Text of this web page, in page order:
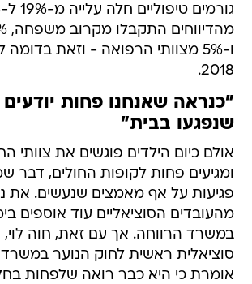
ו-5% מצוותי הרפואה - וזאת
2018.
"כנראה שאנחנו פחות יודעים
שנפגעו בבית"
אולם כיום הילדים פוגשים את צוותי
ומגיעים פחות לקופות החולים, דבר
מהעובדים הסוציאליים עוד אוספים
במשרד הרווחה. אך עם זאת, חוה לוי,
סוציאלית ראשית לחוק הנוער
אומרת כי היא כבר רואה שלפחות